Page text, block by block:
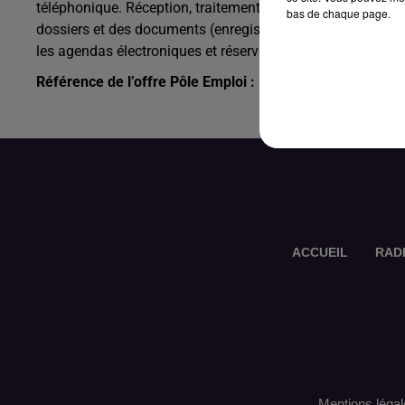
téléphonique. Réception, traitement et orientation des
dossiers et des documents (enregistrement, tri, diffusion
les agendas électroniques et réservation des salles de
Référence de l’offre Pôle Emploi : 161YCXT
ACCUEIL
bas de chaque page.